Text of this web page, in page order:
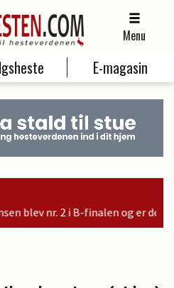
Menu
E-magasin
kvalificeret til søndagens